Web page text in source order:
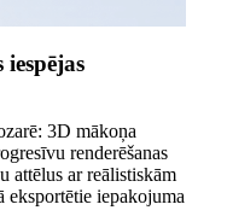
3D mākoņa
renderēšanas
attēlus ar reālistiskām
eksportētie iepakojuma